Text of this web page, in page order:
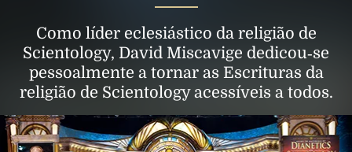
Como líder eclesiástico da religião de
Scientology, David Miscavige dedicou‑se
pessoalmente a tornar as Escrituras da
religião de Scientology acessíveis a todos.